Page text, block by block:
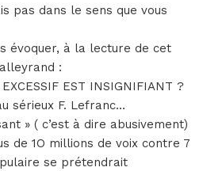
pas dans le sens que vous
évoquer, à la lecture de cet
:
EST INSIGNIFIANT ?
sérieux F. Lefranc…
» ( c’est à dire abusivement)
de 1O millions de voix contre 7
se prétendrait